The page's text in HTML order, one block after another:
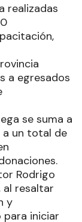
realizadas
a egresados
se suma a
a un total de
Rodrigo
al resaltar
y
iniciar